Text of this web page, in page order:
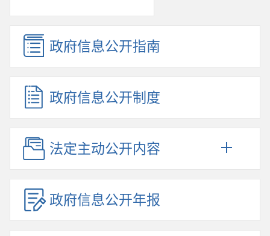
政府信息公开指南
政府信息公开制度
法定主动公开内容
政府信息公开年报